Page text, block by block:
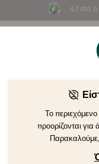
4.7 στα
Το περιεχόμενο
προορίζονται για
Παρακαλούμε,